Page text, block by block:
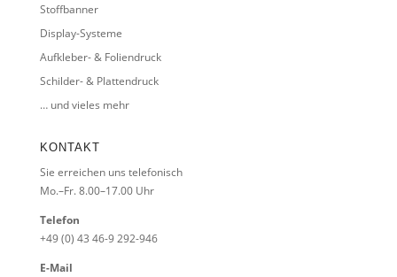
Stoffbanner
Display-Systeme
Aufkleber- & Foliendruck
Schilder- & Plattendruck
… und vieles mehr
KONTAKT
Sie erreichen uns telefonisch
Mo.–Fr. 8.00–17.00 Uhr
Telefon
+49 (0) 43 46-9 292-946
E-Mail